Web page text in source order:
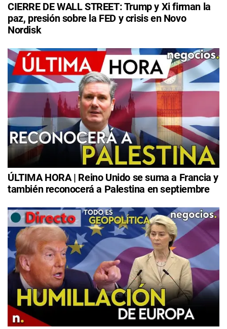
CIERRE DE WALL STREET: Trump y Xi firman la
paz, presión sobre la FED y crisis en Novo
Nordisk
ÚLTIMA HORA | Reino Unido se suma a Francia y
también reconocerá a Palestina en septiembre